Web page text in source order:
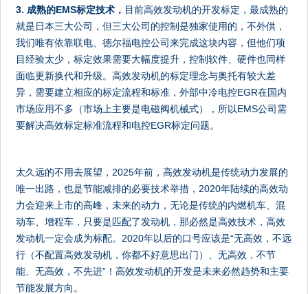
3. 成熟的EMS标定技术， 目前高效发动机的开发标定，最成熟的
就是日本三大公司，但三大公司的控制是独家使用的，不外供，
我们唯有依靠联电、德尔福电控公司来完成这块内容，但他们项
目经验太少，标定效果需要大幅度提升，控制软件、硬件也同样
面临更新换代和升级。高效发动机的标定理念与奥托有较大差
异，需要建立相应的标定流程和标准，外部中冷电控EGR在国内
市场应用不多（市场上主要是电磁阀机械式），所以EMS公司需
要解决高效标定标准流程和电控EGR标定问题。
太久远的不用去展望，2025年前，高效发动机是传统动力发展的
唯一出路，也是节能减排的必要技术举措，2020年陆续的高效动
力会迎来上市的高峰，未来的动力，无论是传统的内燃机车、混
动车、增程车，只要是匹配了发动机，那必然是高效技术，高效
发动机一定会成为标配。2020年以后的口号应该是“无高效，不远
行（不配置高效发动机，你都不好意思出门）、无高效，不节
能、无高效，不先进”！高效发动机的开发是未来必然趋势和主要
节能发展方向。